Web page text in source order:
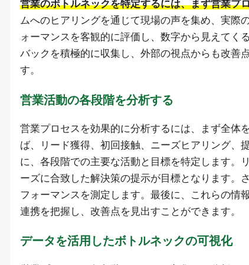
営業のボトルネックを特定するには、まず営業プ
ムへのヒアリングを通じて現場の声を集め、実際
ォーマンスを客観的に評価し、数字から見えてく
バックを積極的に収集し、外部の視点からも改善
す。
営業活動の各段階を分析する
営業プロセスを効果的に分析するには、まず全体
ば、リード獲得、初回接触、ニーズヒアリング、
に、各段階での主要な活動と目標を特定します。
ーズに合致した解決策の提示が目標となります。
フォーマンスを測定します。最後に、これらの情
連携を把握し、改善点を見出すことができます。
データを活用したボトルネックの可視化